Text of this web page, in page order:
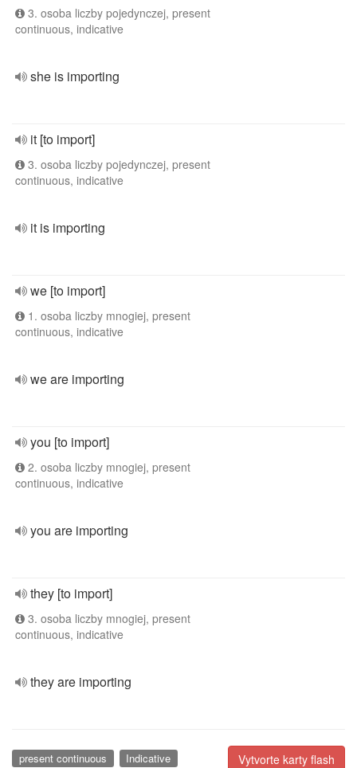
3. osoba liczby pojedynczej, present
continuous, indicative
she is importing
it [to import]
3. osoba liczby pojedynczej, present
continuous, indicative
it is importing
we [to import]
1. osoba liczby mnogiej, present
continuous, indicative
we are importing
you [to import]
2. osoba liczby mnogiej, present
continuous, indicative
you are importing
they [to import]
3. osoba liczby mnogiej, present
continuous, indicative
they are importing
Vytvorte karty flash
present continuous Indicative